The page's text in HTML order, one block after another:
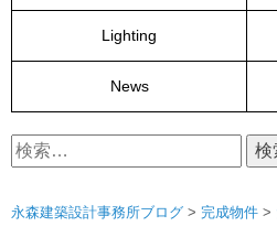
Lighting
News
検
索:
永森建築設計事務所ブログ > 完成物件 >